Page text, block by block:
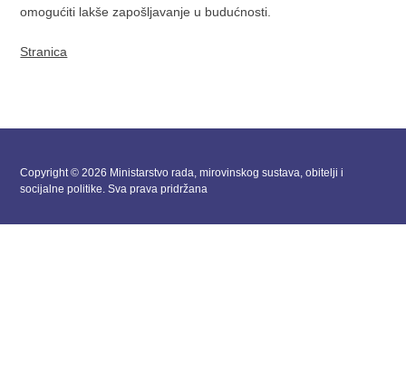
omogućiti lakše zapošljavanje u budućnosti.
Stranica
Copyright © 2026 Ministarstvo rada, mirovinskog sustava, obitelji i
socijalne politike. Sva prava pridržana